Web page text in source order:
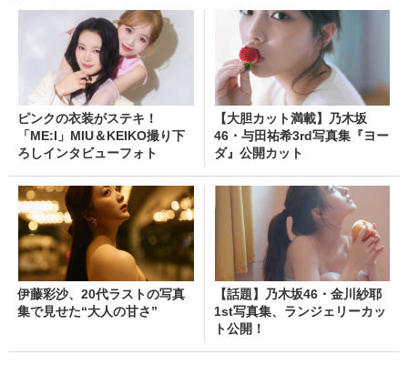
ピンクの衣装がステキ！
「ME:I」MIU＆KEIKO撮り下
ろしインタビューフォト
【大胆カット満載】乃木坂
46・与田祐希3rd写真集『ヨー
ダ』公開カット
伊藤彩沙、20代ラストの写真
集で見せた“大人の甘さ”
【話題】乃木坂46・金川紗耶
1st写真集、ランジェリーカッ
ト公開！